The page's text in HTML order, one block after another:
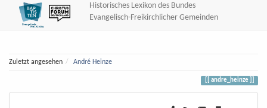
Historisches Lexikon des Bundes
Evangelisch-Freikirchlicher Gemeinden
Zuletzt angesehen André Heinze
andre_heinze